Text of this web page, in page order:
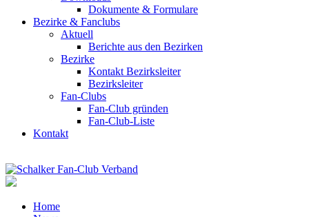
Dokumente & Formulare
Bezirke & Fanclubs
Aktuell
Berichte aus den Bezirken
Bezirke
Kontakt Bezirksleiter
Bezirksleiter
Fan-Clubs
Fan-Club gründen
Fan-Club-Liste
Kontakt
Home